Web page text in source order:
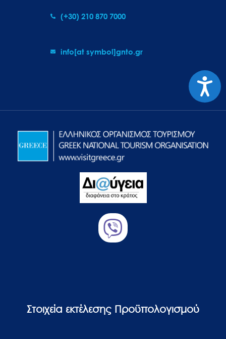
(+30) 210 870 7000
info[at symbol]gnto.gr
Στοιχεία εκτέλεσης Προϋπολογισμού